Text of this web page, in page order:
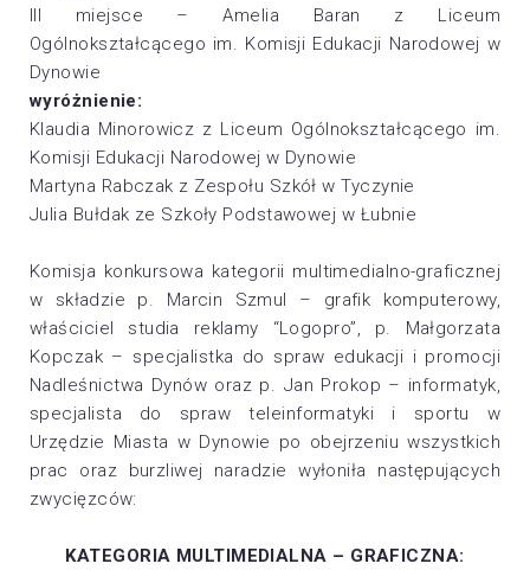
III miejsce – Amelia Baran z Liceum
Ogólnokształcącego im. Komisji Edukacji Narodowej w
Dynowie
wyróżnienie:
Klaudia Minorowicz z Liceum Ogólnokształcącego im.
Komisji Edukacji Narodowej w Dynowie
Martyna Rabczak z Zespołu Szkół w Tyczynie
Julia Bułdak ze Szkoły Podstawowej w Łubnie
Komisja konkursowa kategorii multimedialno-graficznej
w składzie p. Marcin Szmul – grafik komputerowy,
właściciel studia reklamy “Logopro”, p. Małgorzata
Kopczak – specjalistka do spraw edukacji i promocji
Nadleśnictwa Dynów oraz p. Jan Prokop – informatyk,
specjalista do spraw teleinformatyki i sportu w
Urzędzie Miasta w Dynowie po obejrzeniu wszystkich
prac oraz burzliwej naradzie wyłoniła następujących
zwycięzców:
KATEGORIA MULTIMEDIALNA – GRAFICZNA: